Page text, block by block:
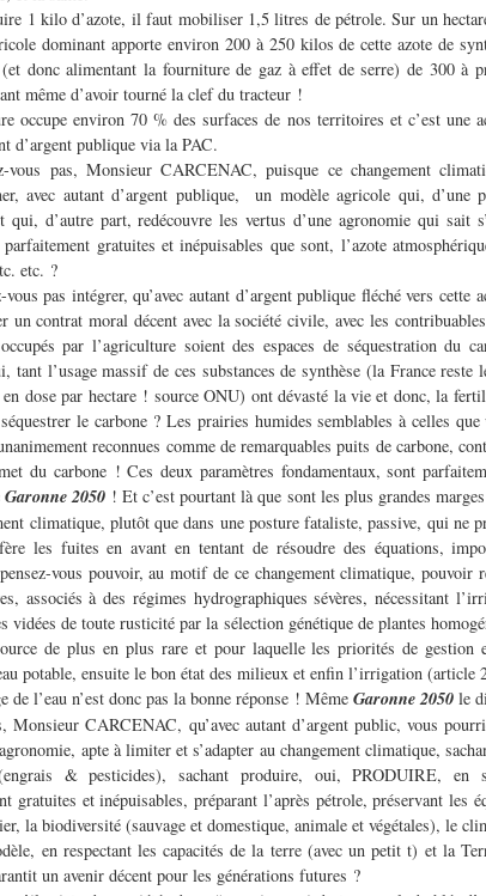
1 kilo d’azote, il faut mobiliser 1,5 litres de pétrole. Sur un
dominant apporte environ 200 à 250 kilos de cette azote de
donc alimentant la fourniture de gaz à effet de serre) de 300 à
même d’avoir tourné la clef du tracteur !
occupe environ 70 % des surfaces de nos territoires et c’est une
d’argent publique via la PAC.
vous pas, Monsieur CARCENAC, puisque ce changement
avec autant d’argent publique, un modèle agricole qui, d’une
qui, d’autre part, redécouvre les vertus d’une agronomie qui sait
parfaitement gratuites et inépuisables que sont, l’azote
etc. ?
pas intégrer, qu’avec autant d’argent publique fléché vers
un contrat moral décent avec la société civile, avec les
occupés par l’agriculture soient des espaces de séquestration du
tant l’usage massif de ces substances de synthèse (la France
dose par hectare ! source ONU) ont dévasté la vie et donc, la
le carbone ? Les prairies humides semblables à celles
reconnues comme de remarquables puits de carbone,
du carbone ! Ces deux paramètres fondamentaux, sont
Garonne 2050 ! Et c’est pourtant là que sont les plus grandes
climatique, plutôt que dans une posture fataliste, passive, qui ne
les fuites en avant en tentant de résoudre des équations,
vous pouvoir, au motif de ce changement climatique, pouvoir
associés à des régimes hydrographiques sévères, nécessitant
vidées de toute rusticité par la sélection génétique de plantes
de plus en plus rare et pour laquelle les priorités de gestion
potable, ensuite le bon état des milieux et enfin l’irrigation (article
de l’eau n’est donc pas la bonne réponse ! Même Garonne 2050 le
Monsieur CARCENAC, qu’avec autant d’argent public, vous
apte à limiter et s’adapter au changement climatique,
& pesticides), sachant produire, oui, PRODUIRE, en
gratuites et inépuisables, préparant l’après pétrole, préservant les
la biodiversité (sauvage et domestique, animale et végétales), le
en respectant les capacités de la terre (avec un petit t) et la
un avenir décent pour les générations futures ?